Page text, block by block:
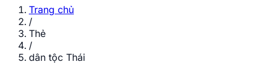
Trang chủ
/
Thẻ
/
dân tộc Thái